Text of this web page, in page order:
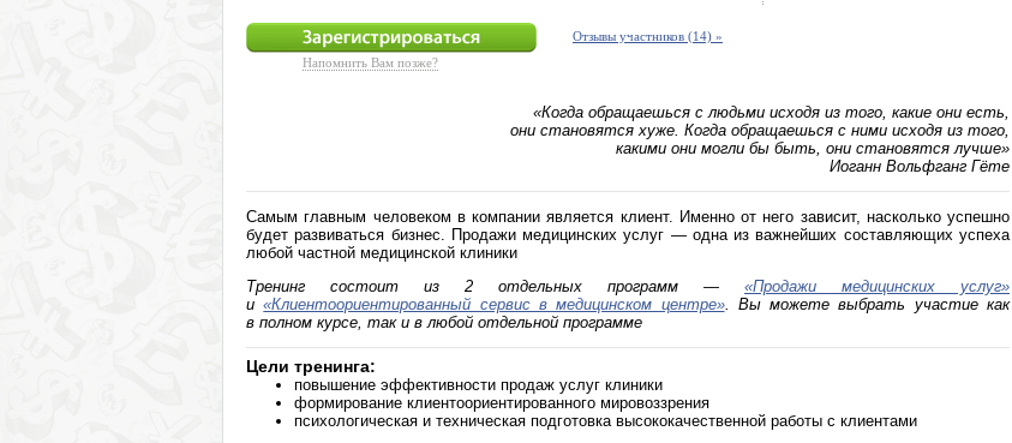
Напомнить Вам позже?
Отзывы участников (14) »
«Когда обращаешься с людьми исходя из того, какие они есть,
они становятся хуже. Когда обращаешься с ними исходя из того,
какими они могли бы быть, они становятся лучше»
Иоганн Вольфганг Гёте
Самым главным человеком в компании является клиент. Именно от него зависит, насколько успешно
будет развиваться бизнес. Продажи медицинских услуг — одна из важнейших составляющих успеха
любой частной медицинской клиники
Тренинг состоит из 2 отдельных программ — «Продажи медицинских услуг»
и«Клиентоориентированный сервис в медицинском центре». Вы можете выбрать участие как
в полном курсе, так и в любой отдельной программе
Цели тренинга:
повышение эффективности продаж услуг клиники
формирование клиентоориентированного мировоззрения
психологическая и техническая подготовка высококачественной работы с клиентами